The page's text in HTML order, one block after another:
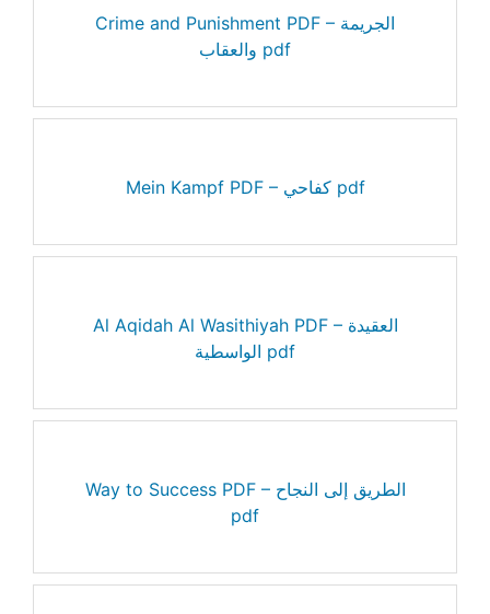
Crime and Punishment PDF – الجريمة
والعقاب pdf
Mein Kampf PDF – كفاحي pdf
Al Aqidah Al Wasithiyah PDF – العقيدة
الواسطية pdf
Way to Success PDF – الطريق إلى النجاح
pdf